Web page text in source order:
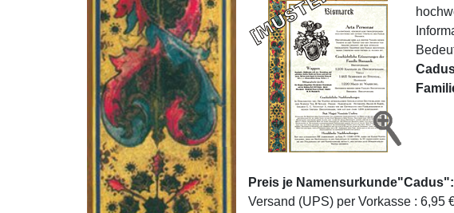
Preis je Namensurkunde"Cadus":
Versand (UPS) per Vorkasse : 6,95